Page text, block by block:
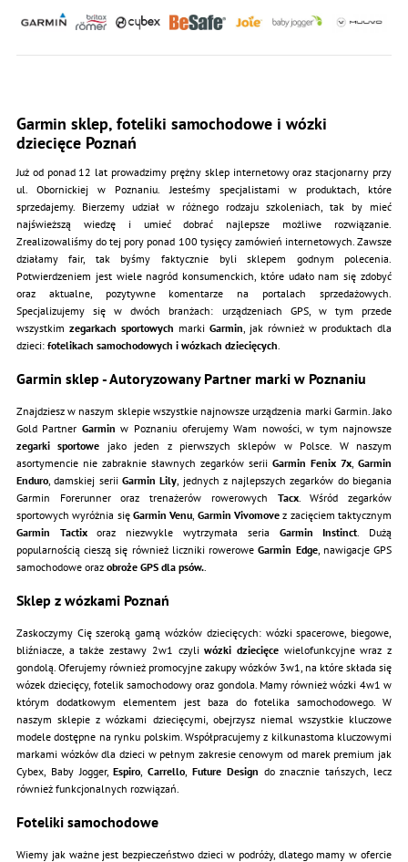
Garmin sklep, foteliki samochodowe i wózki
dziecięce Poznań
Już od ponad 12 lat prowadzimy prężny sklep internetowy oraz stacjonarny przy
ul. Obornickiej w Poznaniu. Jesteśmy specjalistami w produktach, które
sprzedajemy. Bierzemy udział w różnego rodzaju szkoleniach, tak by mieć
najświeższą wiedzę i umieć dobrać najlepsze możliwe rozwiązanie.
Zrealizowaliśmy do tej pory ponad 100 tysięcy zamówień internetowych. Zawsze
działamy fair, tak byśmy faktycznie byli sklepem godnym polecenia.
Potwierdzeniem jest wiele nagród konsumenckich, które udało nam się zdobyć
oraz aktualne, pozytywne komentarze na portalach sprzedażowych.
Specjalizujemy się w dwóch branżach: urządzeniach GPS, w tym przede
wszystkim zegarkach sportowych markiGarmin , jak również w produktach dla
dzieci: fotelikach samochodowych i wózkach dziecięcych
Garmin sklep - Autoryzowany Partner marki w Poznaniu
Znajdziesz w naszym sklepie wszystkie najnowsze urządzenia marki Garmin. Jako
Gold Partner Garmin w Poznaniu oferujemy Wam nowości, w tym najnowsze
zegarki sportowe jako jeden z pierwszych sklepów w Polsce. W naszym
asortymencie nie zabraknie sławnych zegarków seriiGarmin Fenix 7x ,Garmin
Enduro, damskiej serii Garmin Lily , jednych z najlepszych zegarków do biegania
Garmin Forerunner oraz trenażerów rowerowych Tacx. Wśród zegarków
sportowych wyróżnia się Garmin Venu Garmin Vivomove z zacięciem taktycznym
Garmin Tactixoraz niezwykle wytrzymała seria Garmin Instinct . Dużą
popularnością cieszą się również liczniki roweroweGarmin Edge, nawigacje GPS
samochodowe oraz obroże GPS dla psów..
Sklep z wózkami Poznań
Zaskoczymy Cię szeroką gamą wózków dziecięcych: wózki spacerowe, biegowe,
bliźniacze, a także zestawy 2w1 czyliwózki dziecięcewielofunkcyjne wraz z
gondolą. Oferujemy również promocyjne zakupy wózków 3w1, na które składa się
wózek dziecięcy, fotelik samochodowy oraz gondola. Mamy również wózki 4w1 w
którym dodatkowym elementem jest baza do fotelika samochodowego. W
naszym sklepie z wózkami dziecięcymi, obejrzysz niemal wszystkie kluczowe
modele dostępne na rynku polskim. Współpracujemy z kilkunastoma kluczowymi
markami wózków dla dzieci w pełnym zakresie cenowym od marek premium jak
Cybex, Baby Jogger,Espiro ,Carrello ,Future Design do znacznie tańszych, lecz
również funkcjonalnych rozwiązań.
Foteliki samochodowe
Wiemy jak ważne jest bezpieczeństwo dzieci w podróży, dlatego mamy w ofercie